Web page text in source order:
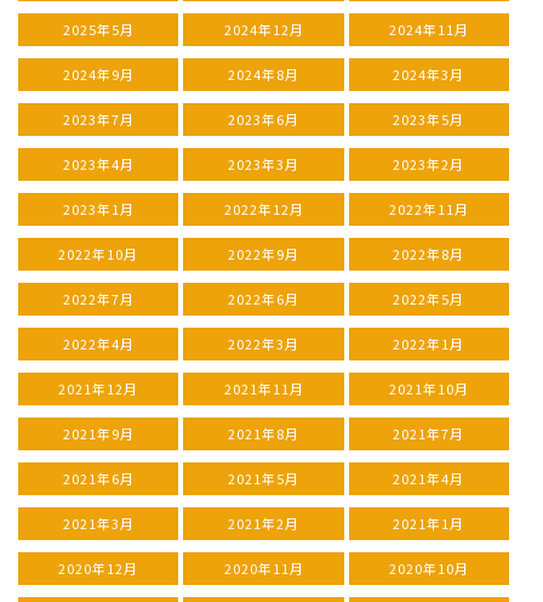
2025年5月 2024年12月 2024年11月
2024年9月 2024年8月 2024年3月
2023年7月 2023年6月 2023年5月
2023年4月 2023年3月 2023年2月
2023年1月 2022年12月 2022年11月
2022年10月 2022年9月 2022年8月
2022年7月 2022年6月 2022年5月
2022年4月 2022年3月 2022年1月
2021年12月 2021年11月 2021年10月
2021年9月 2021年8月 2021年7月
2021年6月 2021年5月 2021年4月
2021年3月 2021年2月 2021年1月
2020年12月 2020年11月 2020年10月